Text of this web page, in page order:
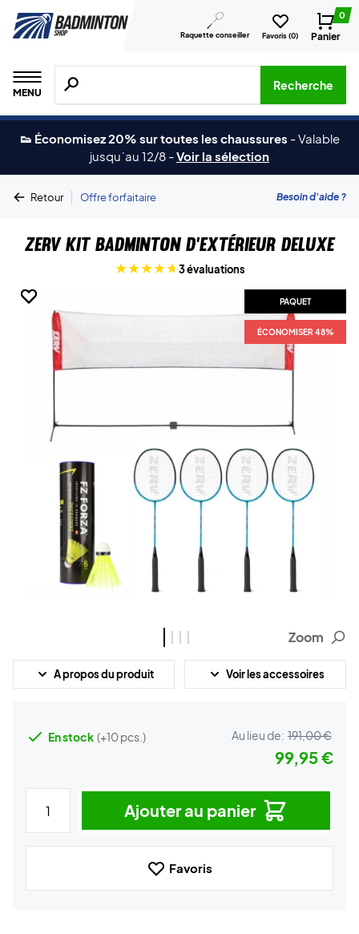
Raquette conseiller Favoris (0)
0
Panier
MENU
Recherche de produits, de marques, etc.
Recherche
👟 Économisez 20% sur toutes les chaussures -Valable
jusqu´au 12/8 -Voir la sélection
Retour | Offre forfaitaire Besoin d'aide ?
ZERV Kit Badminton d’Extérieur Deluxe
3 évaluations
PAQUET
ÉCONOMISER 48%
PAQUET
ÉCONOMISER 48%
PAQUET
ÉCONOMISER 48%
PAQUET
ÉCONOMISER 48%
Zoom
A propos du produit Voir les accessoires
En stock (+10 pcs.) Au lieu de: 191,00 €
99,95 €
Ajouter au panier
Favoris